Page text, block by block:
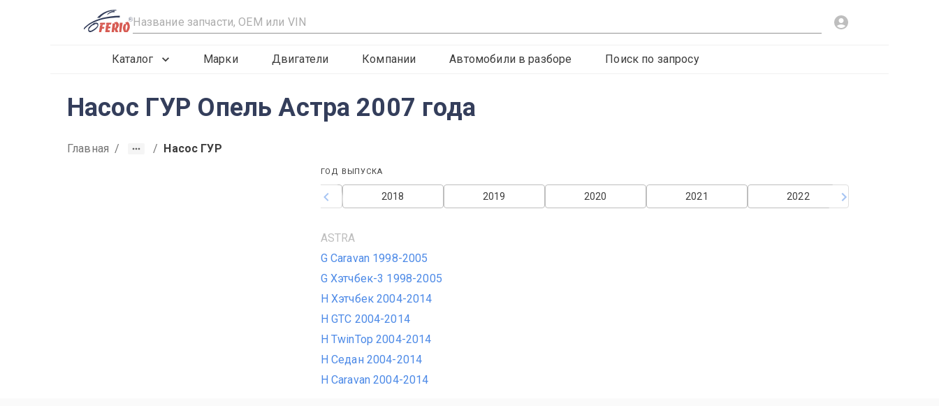
R
Каталог Марки Двигатели Компании Автомобили в разборе Поиск по запросу
Насос ГУР Опель Астра 2007 года
Главная / / Насос ГУР
ГОД ВЫПУСКА
2022
2021
2020
2019
2018
ASTRA
G Caravan 1998-2005
G Хэтчбек-3 1998-2005
H Хэтчбек 2004-2014
H GTC 2004-2014
H TwinTop 2004-2014
H Седан 2004-2014
H Caravan 2004-2014